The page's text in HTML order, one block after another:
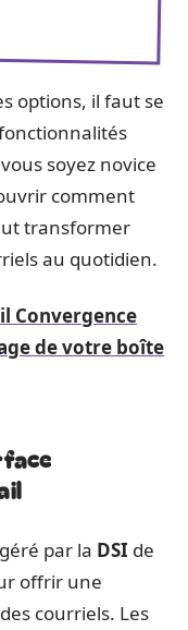
options, il faut se
soyez novice
comment
transformer
au quotidien.
Convergence
de votre boîte
par la DSI de
offrir une
courriels. Les